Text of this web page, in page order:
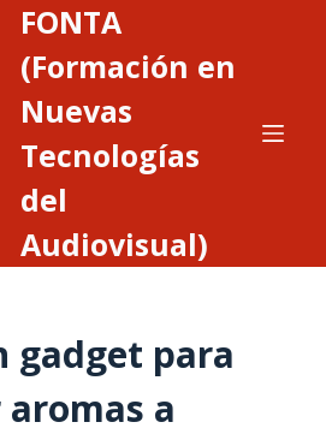
FONTA
(Formación en
Nuevas
Tecnologías
del
Audiovisual)
gadget para
a